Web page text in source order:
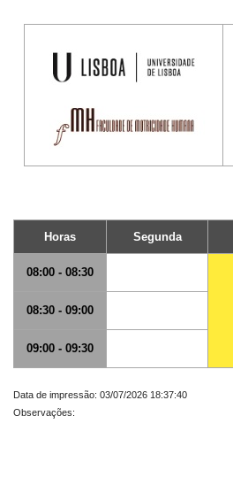
Horas Segunda
08:00 - 08:30
08:30 - 09:00
09:00 - 09:30
Data de impressão: 03/07/2026 18:37:40
Observações: